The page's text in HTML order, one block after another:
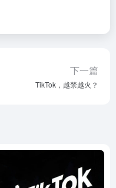
下一篇
TikTok，越禁越火？